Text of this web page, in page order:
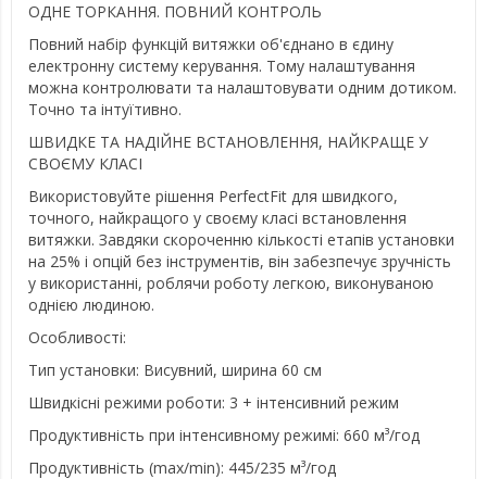
ОДНЕ ТОРКАННЯ. ПОВНИЙ КОНТРОЛЬ
Повний набір функцій витяжки об'єднано в єдину
електронну систему керування. Тому налаштування
можна контролювати та налаштовувати одним дотиком.
Точно та інтуїтивно.
ШВИДКЕ ТА НАДІЙНЕ ВСТАНОВЛЕННЯ, НАЙКРАЩЕ У
СВОЄМУ КЛАСІ
Використовуйте рішення PerfectFit для швидкого,
точного, найкращого у своєму класі встановлення
витяжки. Завдяки скороченню кількості етапів установки
на 25% і опцій без інструментів, він забезпечує зручність
у використанні, роблячи роботу легкою, виконуваною
однією людиною.
Особливості:
Тип установки: Висувний, ширина 60 см
Швидкісні режими роботи: 3 + інтенсивний режим
Продуктивність при інтенсивному режимі: 660 м³/год
Продуктивність (max/min): 445/235 м³/год